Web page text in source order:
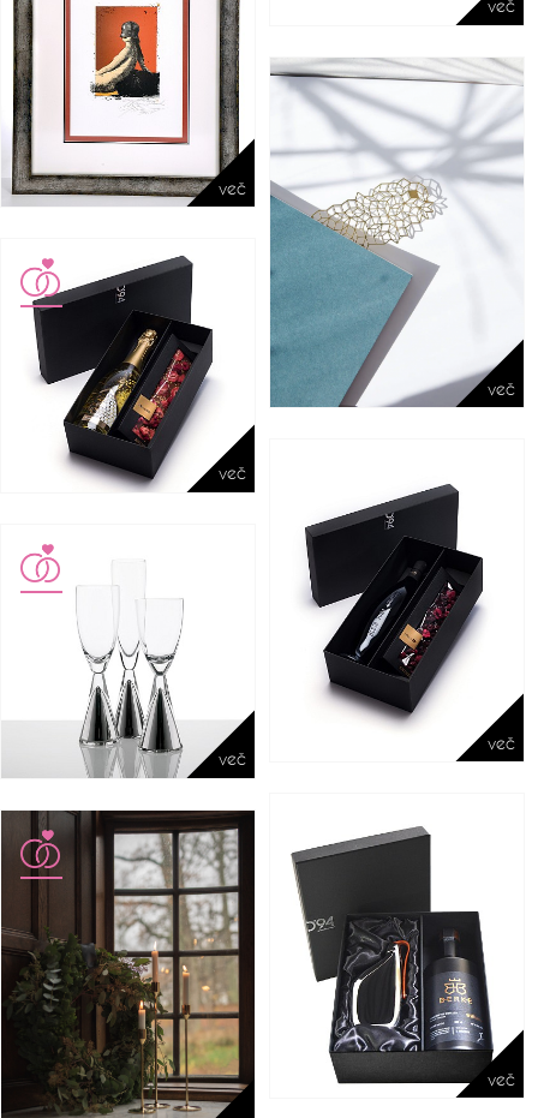
več
več
več
več
več
več
več